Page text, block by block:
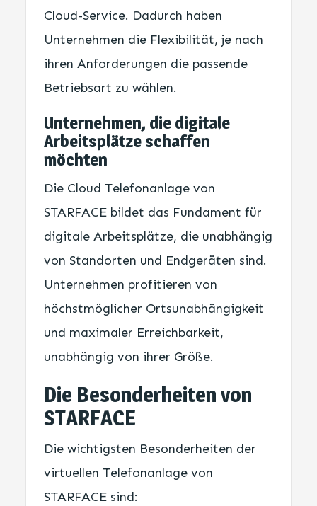
Cloud-Service. Dadurch haben
Unternehmen die Flexibilität, je nach
ihren Anforderungen die passende
Betriebsart zu wählen.
Unternehmen, die digitale
Arbeitsplätze schaffen
möchten
Die Cloud Telefonanlage von
STARFACE bildet das Fundament für
digitale Arbeitsplätze, die unabhängig
von Standorten und Endgeräten sind.
Unternehmen profitieren von
höchstmöglicher Ortsunabhängigkeit
und maximaler Erreichbarkeit,
unabhängig von ihrer Größe.
Die Besonderheiten von
STARFACE
Die wichtigsten Besonderheiten der
virtuellen Telefonanlage von
STARFACE sind: